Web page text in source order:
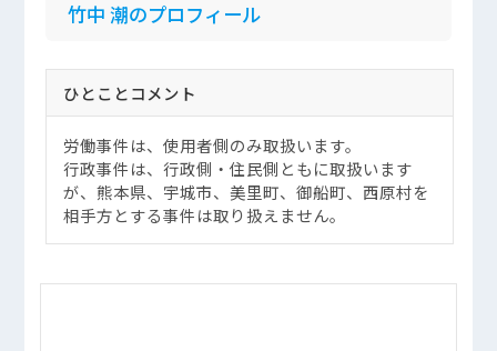
竹中 潮のプロフィール
ひとことコメント
労働事件は、使用者側のみ取扱います。
行政事件は、行政側・住民側ともに取扱います
が、熊本県、宇城市、美里町、御船町、西原村を
相手方とする事件は取り扱えません。